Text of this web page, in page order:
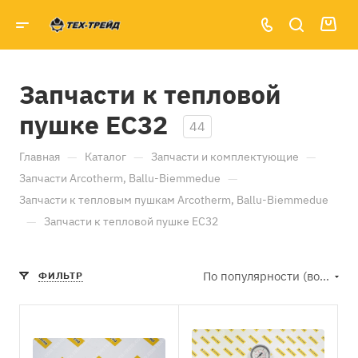
Запчасти к тепловой
пушке EC32
44
Главная — Каталог — Запчасти и комплектующие —
Запчасти Arcotherm, Ballu-Biemmedue —
Запчасти к тепловым пушкам Arcotherm, Ballu-Biemmedue
— Запчасти к тепловой пушке EC32
ФИЛЬТР По популярности (возрастание)